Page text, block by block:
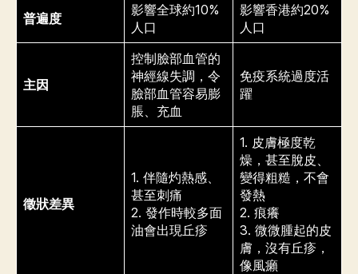
普遍度
影響全球約10%
人口
影響香港約20%
人口
主因
控制臉部血管的
神經線失調，令
臉部血管容易膨
脹、充血
免疫系統過度活
躍
徵狀差異
1. 伴隨灼熱感、
甚至刺痛
2. 發作時較多面
油會出現丘疹
1. 皮膚極度乾
燥，甚至脫皮、
變得粗糙，不會
發熱
2. 痕癢
3. 微微腫起的皮
膚，沒有丘疹，
像風癩